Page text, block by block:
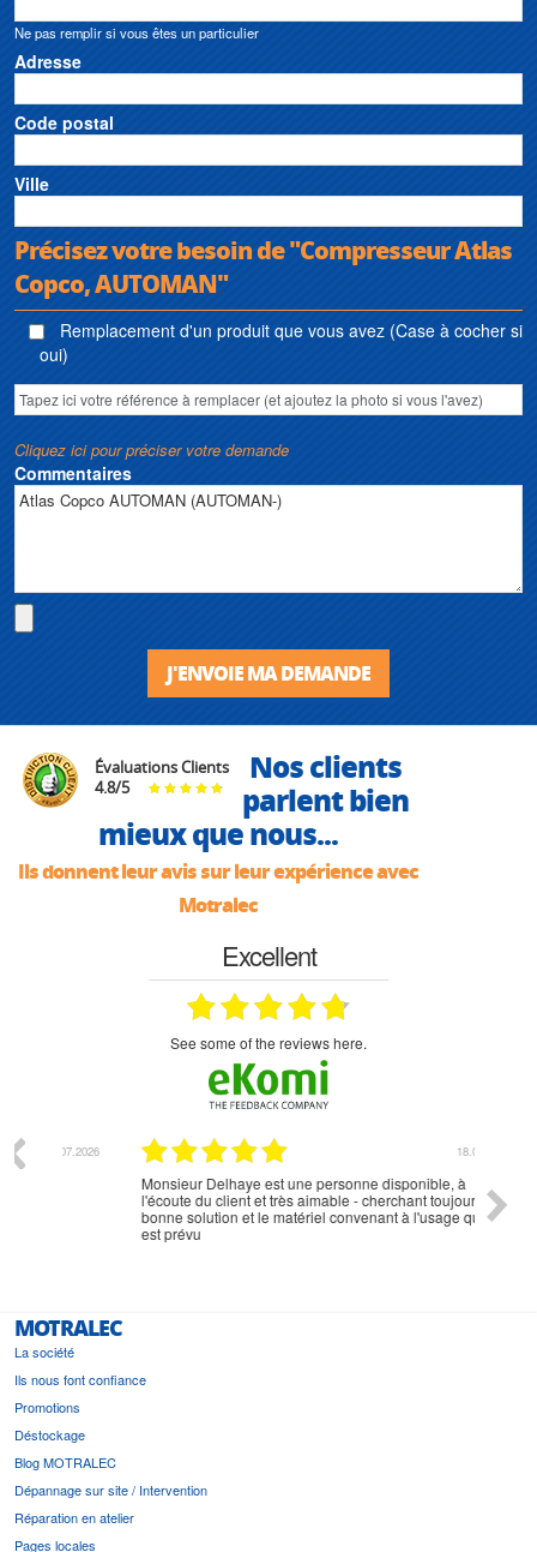
Ne pas remplir si vous êtes un particulier
Adresse
Code postal
Ville
Précisez votre besoin de "Compresseur Atlas
Copco, AUTOMAN"
Remplacement d'un produit que vous avez (Case à cocher si
oui)
Cliquez ici pour préciser votre demande
Commentaires
J'ENVOIE MA DEMANDE
Évaluations Clients
4.8/5
Nos clients
parlent bien
mieux que nous...
Ils donnent leur avis sur leur expérience avec
Motralec
Excellent
see some of the reviews here.
Monsieur Delhaye est une personne disponible, à
l'écoute du client et très aimable - cherchant toujours la
bonne solution et le matériel convenant à l'usage qui en
MOTRALEC
La société
Ils nous font confiance
Promotions
Déstockage
Blog MOTRALEC
Dépannage sur site / Intervention
Réparation en atelier
Pages locales